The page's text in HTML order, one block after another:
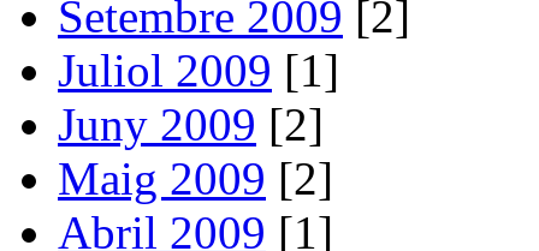
Setembre 2009 [2]
Juliol 2009 [1]
Juny 2009 [2]
Maig 2009 [2]
Abril 2009 [1]